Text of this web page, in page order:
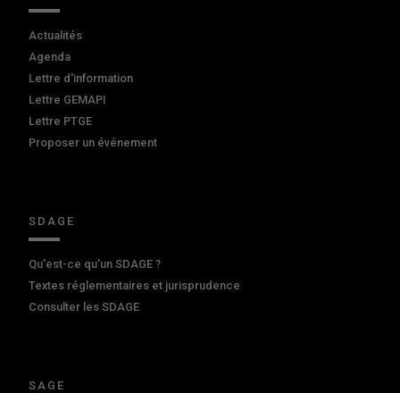
Actualités
Agenda
Lettre d'information
Lettre GEMAPI
Lettre PTGE
Proposer un événement
SDAGE
Qu'est-ce qu'un SDAGE ?
Textes réglementaires et jurisprudence
Consulter les SDAGE
SAGE